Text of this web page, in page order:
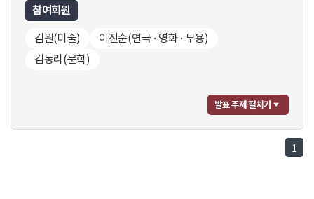
참여회원
김원(미술) 이진순(연극 · 영화 · 무용)
김동리 (문학)
발표 주제 펼치기
1